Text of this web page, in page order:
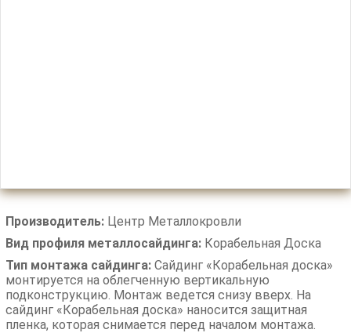
Производитель: Центр Металлокровли
Вид профиля металлосайдинга: Корабельная Доска
Тип монтажа сайдинга: Сайдинг «Корабельная доска»
монтируется на облегченную вертикальную
подконструкцию. Монтаж ведется снизу вверх. На
сайдинг «Корабельная доска» наносится защитная
пленка, которая снимается перед началом монтажа.